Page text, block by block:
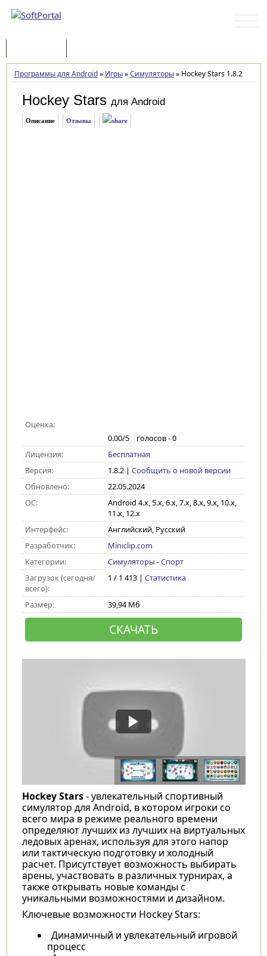
Программы для Android» Игры»Симуляторы»Hockey Stars 1.8.2
Hockey Stars для Android
Описание Отзывы
Оценка:
0.00/5 голосов -0
Лицензия:
Бесплатная
Версия:
1.8.2| Сообщить о новой версии
Обновлено:
22.05.2024
ОС:
Android 4.x, 5.x, 6.x, 7.x, 8.x, 9.x, 10.x,
11.x, 12.x
Интерфейс:
Английский, Русский
Разработчик:
Miniclip.com
Категории:
Симуляторы -Спорт
Загрузок (сегодня/
всего):
1 / 1 413 | Статистика
Размер: 39,94 Мб
СКАЧАТЬ
Hockey Stars- увлекательный спортивный
симулятор для Android, в котором игроки со
всего мира в режиме реального времени
определяют лучших из лучших на виртуальных
ледовых аренах, используя для этого напор
или тактическую подготовку и холодный
расчет. Присутствует возможность выбирать
арены, участвовать в различных турнирах, а
также открывать новые команды с
уникальными возможностями и дизайном.
Ключевые возможности Hockey Stars:
Динамичный и увлекательный игровой
процесс